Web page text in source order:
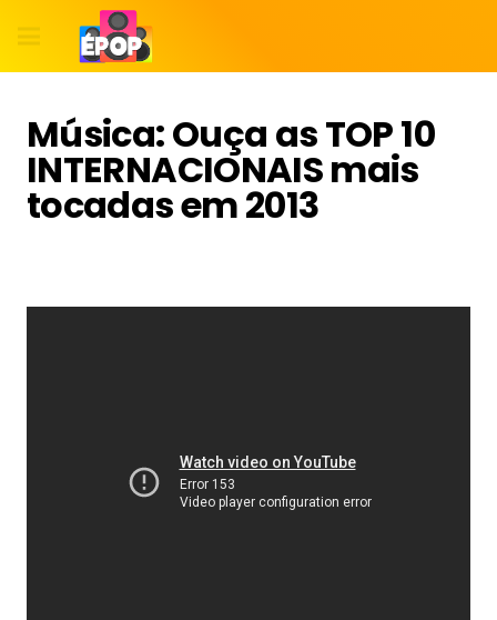
Música: Ouça as TOP 10
INTERNACIONAIS mais
tocadas em 2013